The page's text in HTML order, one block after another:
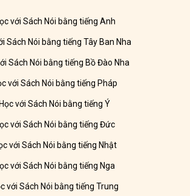
với Sách Nói bằng tiếng Anh
Sách Nói bằng tiếng Tây Ban Nha
Sách Nói bằng tiếng Bồ Đào Nha
với Sách Nói bằng tiếng Pháp
Học với Sách Nói bằng tiếng Ý
với Sách Nói bằng tiếng Đức
với Sách Nói bằng tiếng Nhật
với Sách Nói bằng tiếng Nga
với Sách Nói bằng tiếng Trung